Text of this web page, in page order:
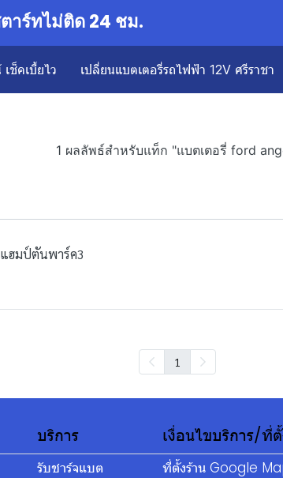
าร์ทไม่ติด 24 ชม.
ช็คเบี้ยไว เปลี่ยนแบตเตอรี่รถไฟฟ้า 12V ศรีราชา
1 ผลลัพธ์สำหรับแท็ก "แบตเตอรี่ ford
ฮมป์ตันพาร์ค3
1
บริการ
รับชาร์จแบต
เงื่อนไขบริการ/ที่
ที่ตั้งร้าน Google